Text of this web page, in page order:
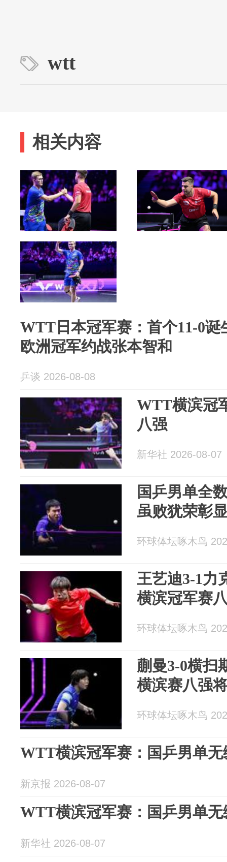
wtt
相关内容
WTT日本冠军赛：首个11-0诞
欧洲冠军约战张本智和
乒谈 2026-08-08
WTT横滨冠
八强
新华社 2026-08-07
国乒男单全
虽败犹荣彰
环球体坛啄木鸟
王艺迪3-1力
横滨冠军赛
环球体坛啄木鸟
蒯曼3-0横扫
横滨赛八强
环球体坛啄木鸟
WTT横滨冠军赛：国乒男单无
新京报 2026-08-07
WTT横滨冠军赛：国乒男单无
新华社 2026-08-07